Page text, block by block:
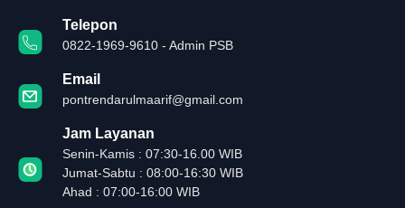
Telepon
0822-1969-9610 - Admin PSB
Email
pontrendarulmaarif@gmail.com
Jam Layanan
Senin-Kamis : 07:30-16.00 WIB
Jumat-Sabtu : 08:00-16:30 WIB
Ahad : 07:00-16:00 WIB